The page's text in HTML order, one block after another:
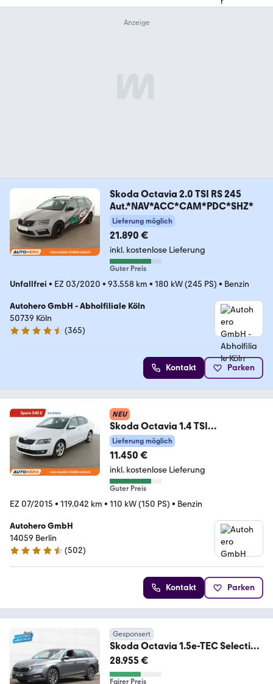
Skoda Octavia 2.0 TSI RS 245
Aut.*NAV*ACC*CAM*PDC*SHZ*
Lieferung möglich
21.890 €
inkl. kostenlose Lieferung
Guter Preis
Unfallfrei • EZ 03/2020 • 93.558 km • 180 kW (245 PS) • Benzin
Autohero GmbH - Abholfiliale Köln
50739 Köln
4.6 Sterne
(365)
Kontakt Parken
NEU
Skoda Octavia 1.4 TSI
Style*NAVI*ACC*PLA*CAM*
Lieferung möglich
11.450 €
inkl. kostenlose Lieferung
Guter Preis
EZ 07/2015 • 119.042 km • 110 kW (150 PS) • Benzin
Autohero GmbH
14059 Berlin
4.5 Sterne
(502)
Kontakt Parken
Gesponsert
Skoda Octavia 1.5e-TEC Selection
Pl Matrix LED RFK AHK
28.955 €
Fairer Preis